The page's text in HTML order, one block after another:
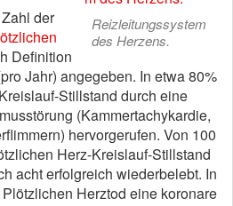
Reizleitungssystem
des Herzens.
der
Definition
Jahr) angegeben. In etwa 80%
Stillstand durch eine
(Kammertachykardie,
hervorgerufen. Von 100
Herz-Kreislauf-Stillstand
acht erfolgreich wiederbelebt. In
Herztod eine koronare